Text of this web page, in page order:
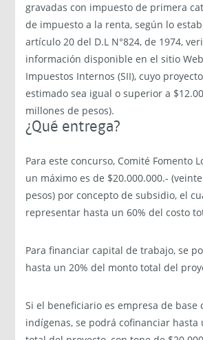
gravadas con impuesto de primera
de impuesto a la renta, según lo
artículo 20 del D.L N°824, de 1974,
información disponible en el sitio
Impuestos Internos (SII), cuyo
estimado sea igual o superior a
millones de pesos).
¿Qué entrega?
Para este concurso, Comité Fomento
un máximo es de $20.000.000.-
pesos) por concepto de subsidio, el
representar hasta un 60% del costo
Para financiar capital de trabajo, se
hasta un 20% del monto total del
Si el beneficiario es empresa de base
indígenas, se podrá cofinanciar hasta